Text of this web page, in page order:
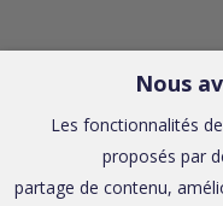
Nous
Les fonctionnalités
proposés par
partage de contenu,